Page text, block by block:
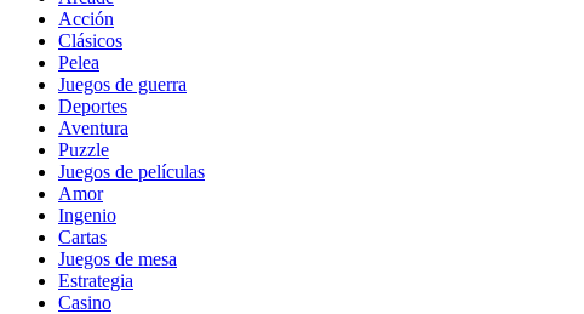
Acción
Clásicos
Pelea
Juegos de guerra
Deportes
Aventura
Puzzle
Juegos de películas
Amor
Ingenio
Cartas
Juegos de mesa
Estrategia
Casino